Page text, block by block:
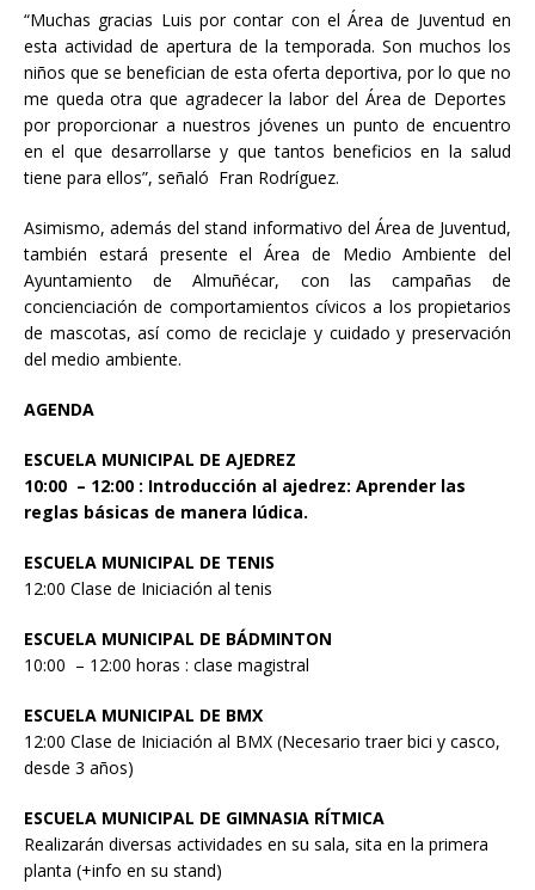
“Muchas gracias Luis por contar con el Área de Juventud en
esta actividad de apertura de la temporada. Son muchos los
niños que se benefician de esta oferta deportiva, por lo que no
me queda otra que agradecer la labor del Área de Deportes
por proporcionar a nuestros jóvenes un punto de encuentro
en el que desarrollarse y que tantos beneficios en la salud
tiene para ellos”, señaló Fran Rodríguez.
Asimismo, además del stand informativo del Área de Juventud,
también estará presente el Área de Medio Ambiente del
Ayuntamiento de Almuñécar, con las campañas de
concienciación de comportamientos cívicos a los propietarios
de mascotas, así como de reciclaje y cuidado y preservación
del medio ambiente.
AGENDA
ESCUELA MUNICIPAL DE AJEDREZ
10:00 – 12:00 : Introducción al ajedrez: Aprender las
reglas básicas de manera lúdica.
ESCUELA MUNICIPAL DE TENIS
12:00 Clase de Iniciación al tenis
ESCUELA MUNICIPAL DE BÁDMINTON
10:00 – 12:00 horas : clase magistral
ESCUELA MUNICIPAL DE BMX
12:00 Clase de Iniciación al BMX (Necesario traer bici y casco,
desde 3 años)
ESCUELA MUNICIPAL DE GIMNASIA RÍTMICA
Realizarán diversas actividades en su sala, sita en la primera
planta (+info en su stand)